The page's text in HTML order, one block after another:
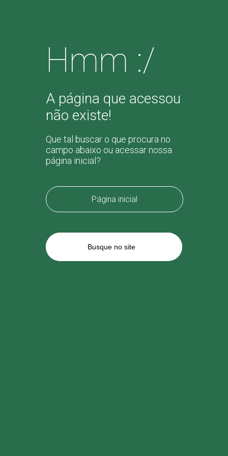
Hmm :/
A página que acessou
não existe!
Que tal buscar o que procura no
campo abaixo ou acessar nossa
página inicial?
Página inicial